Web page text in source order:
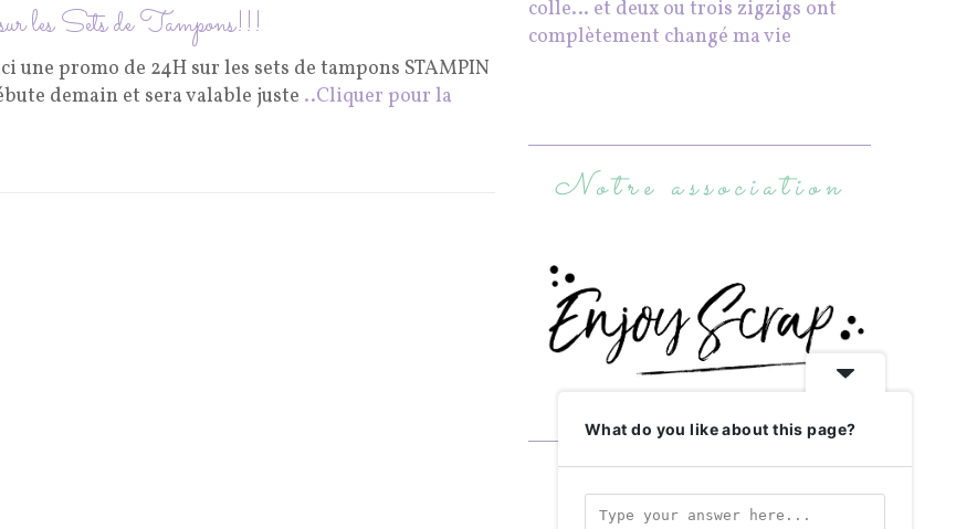
les Sets de Tampons!!!
une promo de 24H sur les sets de tampons STAMPIN
demain et sera valable juste ..Cliquer pour la
colle… et deux ou trois zigzigs ont
complètement changé ma vie
Notre association
Abonnez-vous
What do you like about this page?